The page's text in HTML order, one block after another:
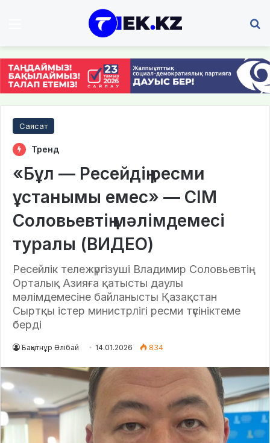
Саясат
Тренд
«Бұл — Ресейдің ресми
ұстанымы емес» — СІМ
Соловьевтің мәлімдемесі
туралы (ВИДЕО)
Ресейлік тележүргізуші Владимир Соловьевтің
Орталық Азияға қатысты даулы
мәлімдемесіне байланысты Қазақстан
Сыртқы істер министрлігі ресми түсініктеме
берді
Бақытнұр Әлібай 14.01.2026 834